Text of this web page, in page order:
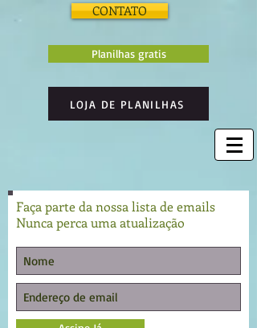
CONTATO
Planilhas gratis
LOJA DE PLANILHAS
Faça parte da nossa lista de emails
Nunca perca uma atualização